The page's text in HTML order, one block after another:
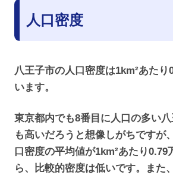
人口密度
八王子市の人口密度は1km²あたり
います。
東京都内でも8番目に人口の多い
も高いだろうと想像しがちですが
口密度の平均値が1km²あたり0.79
ら、比較的密度は低いです。また、